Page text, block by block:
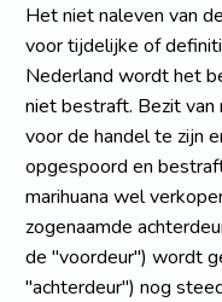
Het niet naleven van
voor tijdelijke of
Nederland wordt het
niet bestraft. Bezit
voor de handel te zijn
opgespoord en
marihuana wel
zogenaamde
de "voordeur") wordt
"achterdeur") nog